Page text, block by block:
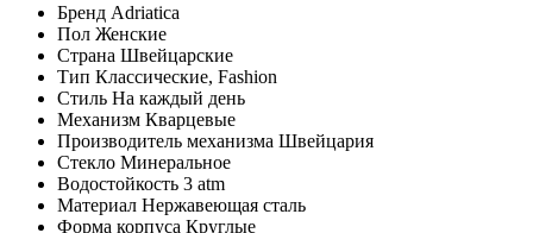
Бренд Adriatica
Пол Женские
Страна Швейцарские
Тип Классические, Fashion
Стиль На каждый день
Механизм Кварцевые
Производитель механизма Швейцария
Стекло Минеральное
Водостойкость 3 atm
Материал Нержавеющая сталь
Форма корпуса Круглые